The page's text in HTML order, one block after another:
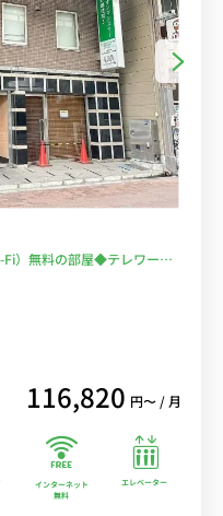
）無料の部屋◆テレワー
物出来ます！
116,820 円〜 / 月
インターネット
無料
エレベーター